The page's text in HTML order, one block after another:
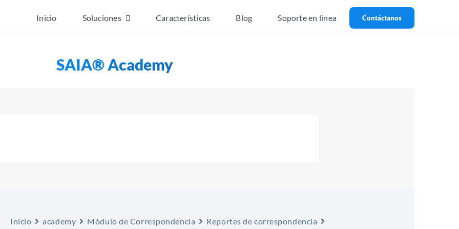
Inicio Soluciones Características Blog Soporte en línea Contáctanos
SAIA® Academy
Inicio academy Módulo de Correspondencia
Reportes de correspondencia